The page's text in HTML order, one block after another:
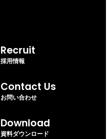
Recruit
採用情報
Contact Us
お問い合わせ
Download
資料ダウンロード